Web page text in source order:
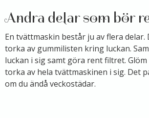
Andra delar som bör
En tvättmaskin består ju av flera
torka av gummilisten kring luckan.
luckan i sig samt göra rent filtret.
torka av hela tvättmaskinen i sig. Det
om du ändå veckostädar.